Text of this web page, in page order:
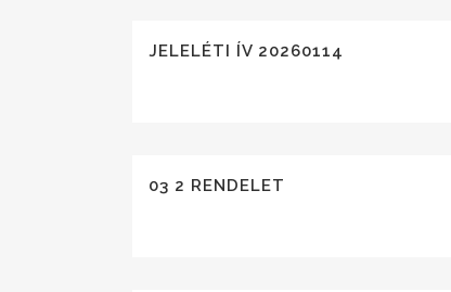
JELELÉTI ÍV 20260114
03 2 RENDELET